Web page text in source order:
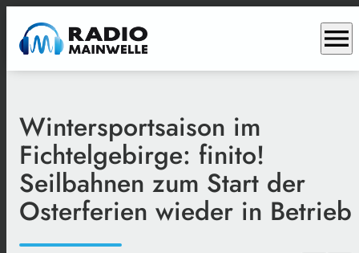
menu
Wintersportsaison im
Fichtelgebirge: finito!
Seilbahnen zum Start der
Osterferien wieder in Betrieb